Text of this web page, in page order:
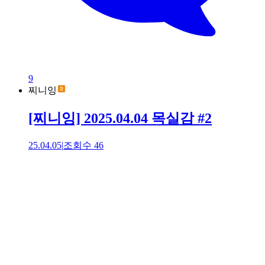
9
찌니잉
[찌니잉] 2025.04.04 목실감 #2
25.04.05|조회수 46